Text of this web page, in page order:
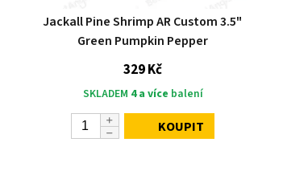
Jackall Pine Shrimp AR Custom 3.5"
Green Pumpkin Pepper
329 Kč
SKLADEM 4 a více balení
KOUPIT